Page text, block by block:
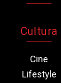
Cultura
Cine
Lifestyle